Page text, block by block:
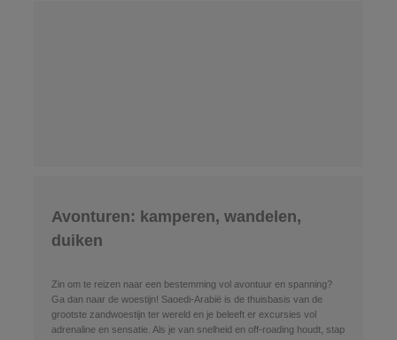
Avonturen: kamperen, wandelen,
duiken
Zin om te reizen naar een bestemming vol avontuur en spanning?
Ga dan naar de woestijn! Saoedi-Arabië is de thuisbasis van de
grootste zandwoestijn ter wereld en je beleeft er excursies vol
adrenaline en sensatie. Als je van snelheid en off-roading houdt, stap